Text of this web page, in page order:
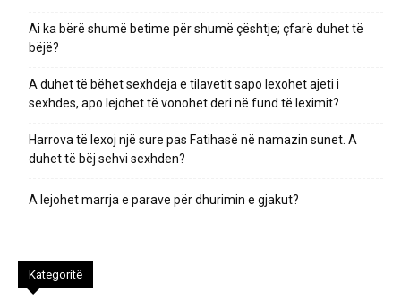
Ai ka bërë shumë betime për shumë çështje; çfarë duhet të
bëjë?
A duhet të bëhet sexhdeja e tilavetit sapo lexohet ajeti i
sexhdes, apo lejohet të vonohet deri në fund të leximit?
Harrova të lexoj një sure pas Fatihasë në namazin sunet. A
duhet të bëj sehvi sexhden?
A lejohet marrja e parave për dhurimin e gjakut?
Kategoritë